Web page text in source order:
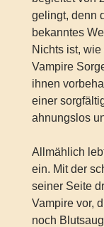
gelingt, denn
bekanntes
Nichts ist,
Vampire
ihnen
einer
ahnungslos
Allmählich
ein. Mit der
seiner Seite
Vampire vor,
noch